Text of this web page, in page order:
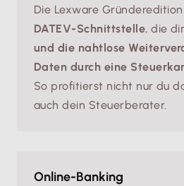
Die Lexware
DATEV-Schnittstelle, die
und die nahtlose
Daten durch eine
So profitierst nicht nur du
auch dein Steuerberater.
Online-Banking